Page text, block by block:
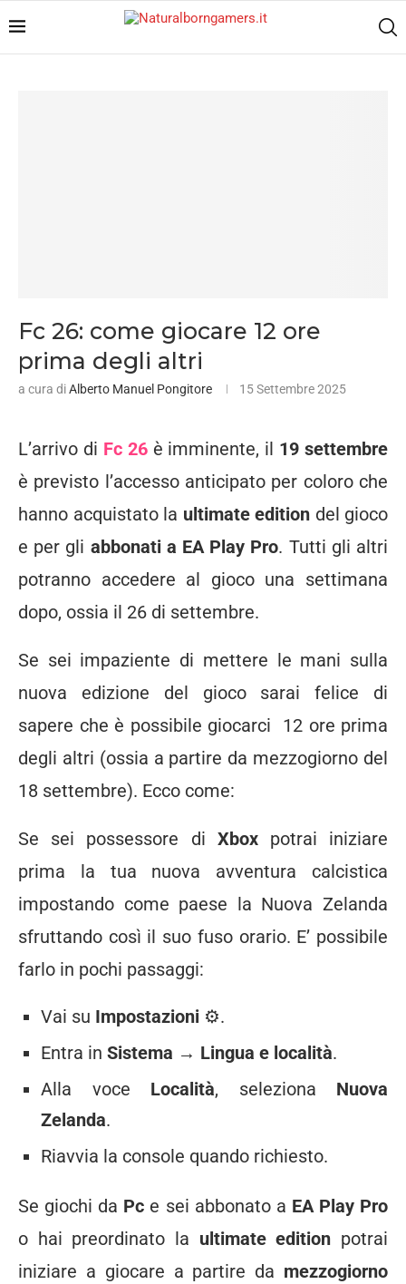
Fc 26: come giocare 12 ore
prima degli altri
a cura diAlberto Manuel Pongitore 15 Settembre 2025
L’arrivo di Fc 26 è imminente, il 19 settembre
è previsto l’accesso anticipato per coloro che
hanno acquistato la ultimate edition del gioco
e per gli abbonati a EA Play Pro. Tutti gli altri
potranno accedere al gioco una settimana
dopo, ossia il 26 di settembre.
Se sei impaziente di mettere le mani sulla
nuova edizione del gioco sarai felice di
sapere che è possibile giocarci 12 ore prima
degli altri (ossia a partire da mezzogiorno del
18 settembre). Ecco come:
Se sei possessore di Xboxpotrai iniziare
prima la tua nuova avventura calcistica
impostando come paese la Nuova Zelanda
sfruttando così il suo fuso orario. E’ possibile
farlo in pochi passaggi:
Vai su Impostazioni ⚙️.
Entra in Sistema → Lingua e località.
Alla voce Località, seleziona Nuova
Zelanda.
Riavvia la console quando richiesto.
Se giochi da Pc e sei abbonato a EA Play Pro
o hai preordinato la ultimate edition potrai
iniziare a giocare a partire da mezzogiorno